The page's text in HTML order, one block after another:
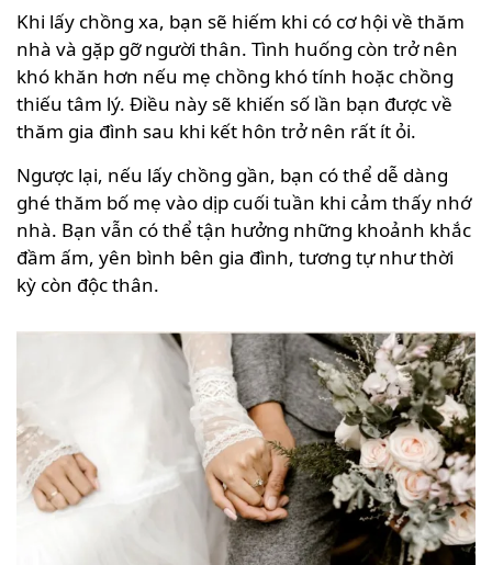
Khi lấy chồng xa, bạn sẽ hiếm khi có cơ hội về thăm
nhà và gặp gỡ người thân. Tình huống còn trở nên
khó khăn hơn nếu mẹ chồng khó tính hoặc chồng
thiếu tâm lý. Điều này sẽ khiến số lần bạn được về
thăm gia đình sau khi kết hôn trở nên rất ít ỏi.
Ngược lại, nếu lấy chồng gần, bạn có thể dễ dàng
ghé thăm bố mẹ vào dịp cuối tuần khi cảm thấy nhớ
nhà. Bạn vẫn có thể tận hưởng những khoảnh khắc
đầm ấm, yên bình bên gia đình, tương tự như thời
kỳ còn độc thân.